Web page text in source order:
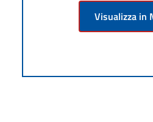
Visualizza in